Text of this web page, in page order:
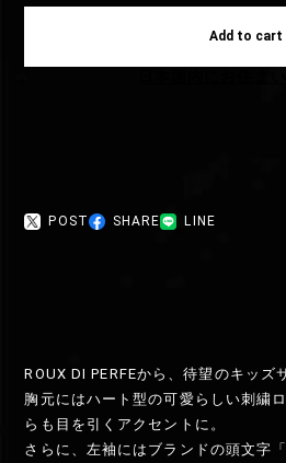
Add to cart
POST SHARE LINE
ROUX DI PERFEから、待望のキッズ
胸元にはハート型の可愛らしい刺繍
らも目を引くアクセントに。
さらに、左袖にはブランドの頭文字